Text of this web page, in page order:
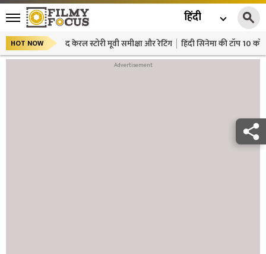
हिंदी
HOT NOW द केरल स्टोरी मूवी समीक्षा और रेटिंग हिंदी सिनेमा की टॉप 10